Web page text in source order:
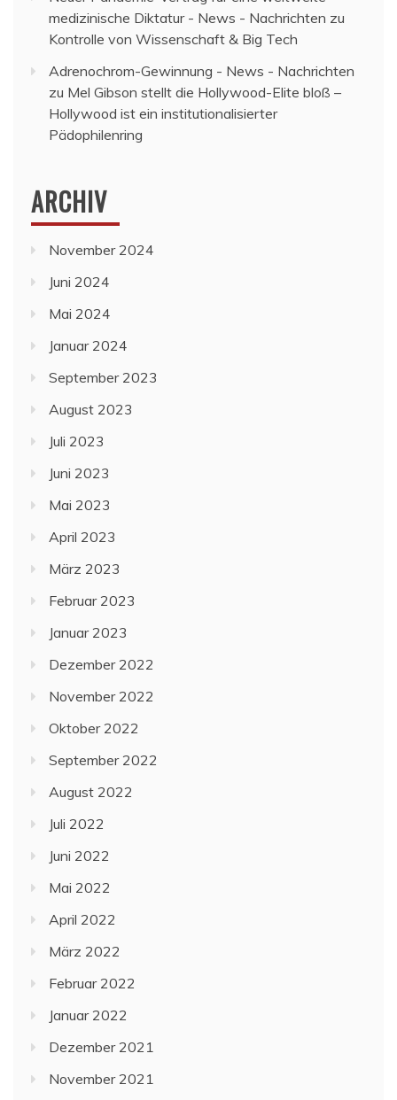
medizinische Diktatur - News - Nachrichten zu
Kontrolle von Wissenschaft & Big Tech
Adrenochrom-Gewinnung - News - Nachrichten
zu Mel Gibson stellt die Hollywood-Elite bloß –
Hollywood ist ein institutionalisierter
Pädophilenring
ARCHIV
November 2024
Juni 2024
Mai 2024
Januar 2024
September 2023
August 2023
Juli 2023
Juni 2023
Mai 2023
April 2023
März 2023
Februar 2023
Januar 2023
Dezember 2022
November 2022
Oktober 2022
September 2022
August 2022
Juli 2022
Juni 2022
Mai 2022
April 2022
März 2022
Februar 2022
Januar 2022
Dezember 2021
November 2021